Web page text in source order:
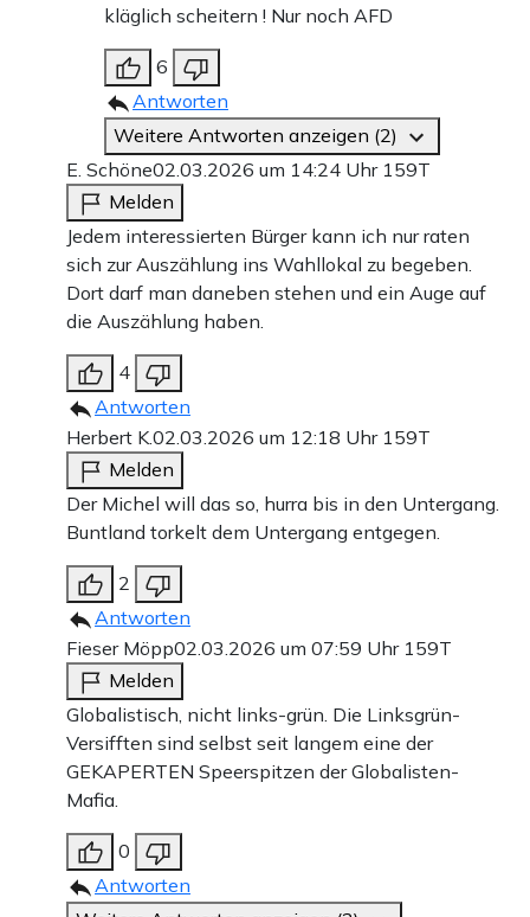
kläglich scheitern ! Nur noch AFD
6
Antworten
Weitere Antworten anzeigen (2)
E. Schöne02.03.2026 um 14:24 Uhr 159T
Melden
Jedem interessierten Bürger kann ich nur raten
sich zur Auszählung ins Wahllokal zu begeben.
Dort darf man daneben stehen und ein Auge auf
die Auszählung haben.
4
Antworten
Herbert K.02.03.2026 um 12:18 Uhr 159T
Melden
Der Michel will das so, hurra bis in den Untergang.
Buntland torkelt dem Untergang entgegen.
2
Antworten
Fieser Möpp02.03.2026 um 07:59 Uhr 159T
Melden
Globalistisch, nicht links-grün. Die Linksgrün-
Versifften sind selbst seit langem eine der
GEKAPERTEN Speerspitzen der Globalisten-
Mafia.
0
Antworten